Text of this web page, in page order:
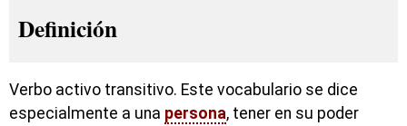
Definición
Verbo activo transitivo. Este vocabulario se dice
especialmente a una persona, tener en su poder